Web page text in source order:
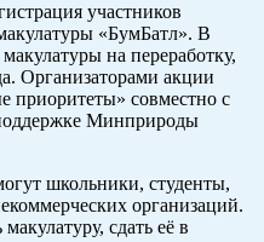
участников
«БумБатл». В
на переработку,
Организаторами акции
совместно с
Минприроды
школьники, студенты,
организаций.
сдать её в